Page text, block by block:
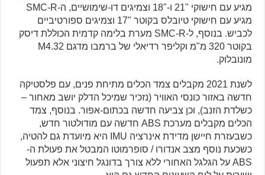
מגיע עם חישוקי "21 ו-"18 וצמיגים דו-שימושיים, ה-SMC-R
מגיע עם חישוקי טיובלס בקוטר "17 וצמיגים ספורטיביים
לכביש. בנוסף, ל-SMC-R מערת בלימה קדמית הכוללת דיסק
בקוטר 320 מ"מ וקליפר רדיאלי של ברמבו מדגם M4.32
מונובלוק.
לשנת 2021 מקבלים צמד הכלים מתיחת פנים, עם פלסטיקה
חדשה באזור כונסי האוויר (נזכיר שמיכל הדלק יושב מאחור –
כשלדת הזנב), וכן צביעה חדשה בכתום-אפור. בנוסף, צמד
הכלים מקבלים מערכת ABS חדשה עם מודולטור חדש,
כשבעזרת חיישן מדידת אינרציה IMU היא מיועדת גם להטיה,
כשכעת נוסף מצב אנדורו / סופרמוטו המבטל את פעולת ה-
ABS על הגלגל האחורי ללא צורך בדונגל חיצוני אלא תפעול